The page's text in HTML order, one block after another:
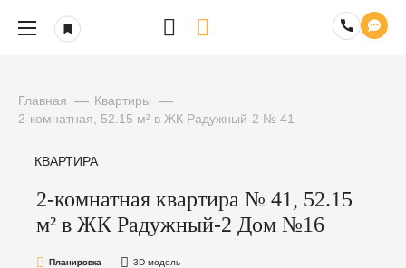
Главная
Квартиры
2-комнатная, 52.15 м² в ЖК Радужный-2 № 41
КВАРТИРА
2-комнатная квартира № 41, 52.15
м² в ЖК Радужный-2 Дом №16
Планировка 3D модель